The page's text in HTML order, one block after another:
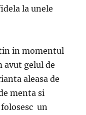
la unele
in momentul
avut gelul de
aleasa de
menta si
un